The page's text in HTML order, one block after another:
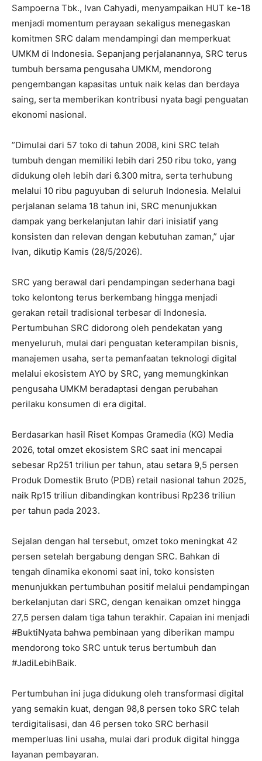
Sampoerna Tbk., Ivan Cahyadi, menyampaikan HUT ke-18
menjadi momentum perayaan sekaligus menegaskan
komitmen SRC dalam mendampingi dan memperkuat
UMKM di Indonesia. Sepanjang perjalanannya, SRC terus
tumbuh bersama pengusaha UMKM, mendorong
pengembangan kapasitas untuk naik kelas dan berdaya
saing, serta memberikan kontribusi nyata bagi penguatan
ekonomi nasional.
”Dimulai dari 57 toko di tahun 2008, kini SRC telah
tumbuh dengan memiliki lebih dari 250 ribu toko, yang
didukung oleh lebih dari 6.300 mitra, serta terhubung
melalui 10 ribu paguyuban di seluruh Indonesia. Melalui
perjalanan selama 18 tahun ini, SRC menunjukkan
dampak yang berkelanjutan lahir dari inisiatif yang
konsisten dan relevan dengan kebutuhan zaman,” ujar
Ivan, dikutip Kamis (28/5/2026).
SRC yang berawal dari pendampingan sederhana bagi
toko kelontong terus berkembang hingga menjadi
gerakan retail tradisional terbesar di Indonesia.
Pertumbuhan SRC didorong oleh pendekatan yang
menyeluruh, mulai dari penguatan keterampilan bisnis,
manajemen usaha, serta pemanfaatan teknologi digital
melalui ekosistem AYO by SRC, yang memungkinkan
pengusaha UMKM beradaptasi dengan perubahan
perilaku konsumen di era digital.
Berdasarkan hasil Riset Kompas Gramedia (KG) Media
2026, total omzet ekosistem SRC saat ini mencapai
sebesar Rp251 triliun per tahun, atau setara 9,5 persen
Produk Domestik Bruto (PDB) retail nasional tahun 2025,
naik Rp15 triliun dibandingkan kontribusi Rp236 triliun
per tahun pada 2023.
Sejalan dengan hal tersebut, omzet toko meningkat 42
persen setelah bergabung dengan SRC. Bahkan di
tengah dinamika ekonomi saat ini, toko konsisten
menunjukkan pertumbuhan positif melalui pendampingan
berkelanjutan dari SRC, dengan kenaikan omzet hingga
27,5 persen dalam tiga tahun terakhir. Capaian ini menjadi
#BuktiNyata bahwa pembinaan yang diberikan mampu
mendorong toko SRC untuk terus bertumbuh dan
#JadiLebihBaik.
Pertumbuhan ini juga didukung oleh transformasi digital
yang semakin kuat, dengan 98,8 persen toko SRC telah
terdigitalisasi, dan 46 persen toko SRC berhasil
memperluas lini usaha, mulai dari produk digital hingga
layanan pembayaran.